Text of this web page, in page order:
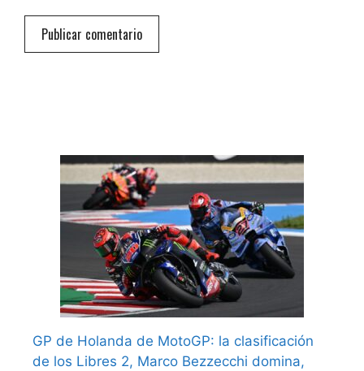
GP de Holanda de MotoGP: la clasificación
de los Libres 2, Marco Bezzecchi domina,